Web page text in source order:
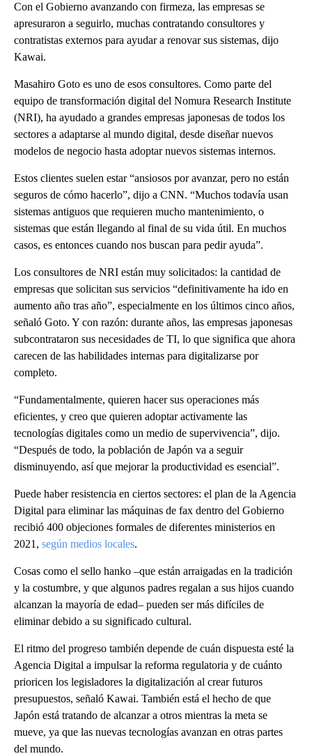
Con el Gobierno avanzando con firmeza, las empresas se
apresuraron a seguirlo, muchas contratando consultores y
contratistas externos para ayudar a renovar sus sistemas, dijo
Kawai.
Masahiro Goto es uno de esos consultores. Como parte del
equipo de transformación digital del Nomura Research Institute
(NRI), ha ayudado a grandes empresas japonesas de todos los
sectores a adaptarse al mundo digital, desde diseñar nuevos
modelos de negocio hasta adoptar nuevos sistemas internos.
Estos clientes suelen estar “ansiosos por avanzar, pero no están
seguros de cómo hacerlo”, dijo a CNN. “Muchos todavía usan
sistemas antiguos que requieren mucho mantenimiento, o
sistemas que están llegando al final de su vida útil. En muchos
casos, es entonces cuando nos buscan para pedir ayuda”.
Los consultores de NRI están muy solicitados: la cantidad de
empresas que solicitan sus servicios “definitivamente ha ido en
aumento año tras año”, especialmente en los últimos cinco años,
señaló Goto. Y con razón: durante años, las empresas japonesas
subcontrataron sus necesidades de TI, lo que significa que ahora
carecen de las habilidades internas para digitalizarse por
completo.
“Fundamentalmente, quieren hacer sus operaciones más
eficientes, y creo que quieren adoptar activamente las
tecnologías digitales como un medio de supervivencia”, dijo.
“Después de todo, la población de Japón va a seguir
disminuyendo, así que mejorar la productividad es esencial”.
Puede haber resistencia en ciertos sectores: el plan de la Agencia
Digital para eliminar las máquinas de fax dentro del Gobierno
recibió 400 objeciones formales de diferentes ministerios en
2021, según medios locales.
Cosas como el sello hanko –que están arraigadas en la tradición
y la costumbre, y que algunos padres regalan a sus hijos cuando
alcanzan la mayoría de edad– pueden ser más difíciles de
eliminar debido a su significado cultural.
El ritmo del progreso también depende de cuán dispuesta esté la
Agencia Digital a impulsar la reforma regulatoria y de cuánto
prioricen los legisladores la digitalización al crear futuros
presupuestos, señaló Kawai. También está el hecho de que
Japón está tratando de alcanzar a otros mientras la meta se
mueve, ya que las nuevas tecnologías avanzan en otras partes
del mundo.